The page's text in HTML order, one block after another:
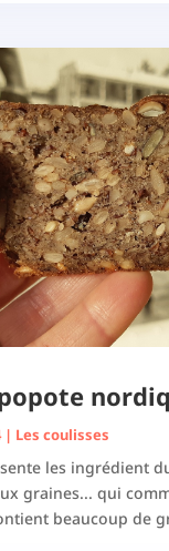
| Les coulisses
les ingrédient
graines... qui
beaucoup de